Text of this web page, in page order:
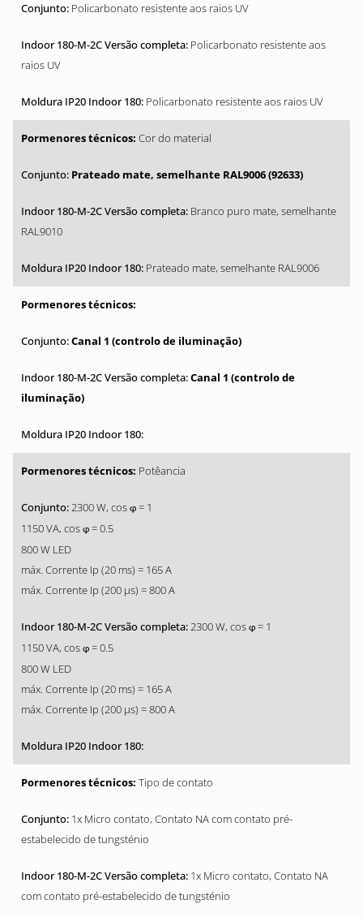
Policarbonato resistente aos raios UV
Policarbonato resistente aos
raios UV
Policarbonato resistente aos raios UV
Cor do material
Prateado mate, semelhante RAL9006 (92633)
Branco puro mate, semelhante
RAL9010
Prateado mate, semelhante RAL9006
Canal 1 (controlo de iluminação)
Canal 1 (controlo de
iluminação)
Potêancia
2300 W, cos φ = 1
1150 VA, cos φ = 0.5
800 W LED
máx. Corrente Ip (20 ms) = 165 A
máx. Corrente Ip (200 µs) = 800 A
2300 W, cos φ = 1
1150 VA, cos φ = 0.5
800 W LED
máx. Corrente Ip (20 ms) = 165 A
máx. Corrente Ip (200 µs) = 800 A
Tipo de contato
1x Micro contato, Contato NA com contato pré-
estabelecido de tungsténio
1x Micro contato, Contato NA
com contato pré-estabelecido de tungsténio